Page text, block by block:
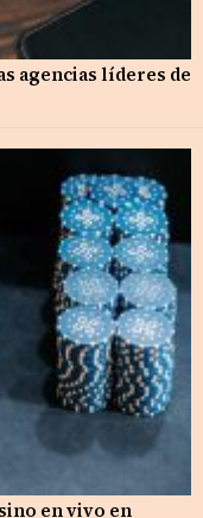
agencias líderes de
en vivo en